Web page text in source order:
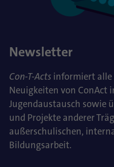
Newsletter
Con-T-Acts informiert alle
Neuigkeiten von ConAct
Jugendaustausch sowie
und Projekte anderer
außerschulischen,
Bildungsarbeit.